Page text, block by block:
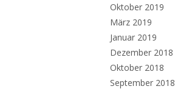
Oktober 2019
März 2019
Januar 2019
Dezember 2018
Oktober 2018
September 2018